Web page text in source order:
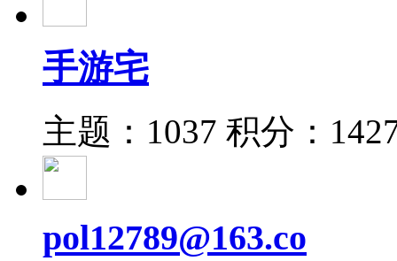
手游宅
主题：1037 积分：
pol12789@163.co